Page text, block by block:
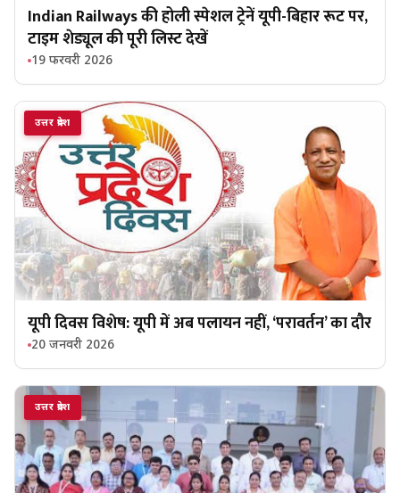
Indian Railways की होली स्पेशल ट्रेनें यूपी-बिहार रूट पर,
टाइम शेड्यूल की पूरी लिस्ट देखें
19 फरवरी 2026
उत्तर प्रदेश
यूपी दिवस विशेष: यूपी में अब पलायन नहीं, ‘परावर्तन’ का दौर
20 जनवरी 2026
उत्तर प्रदेश